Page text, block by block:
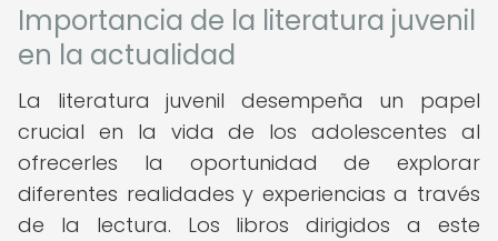
Importancia de la literatura juvenil
en la actualidad
La literatura juvenil desempeña un papel
crucial en la vida de los adolescentes al
ofrecerles la oportunidad de explorar
diferentes realidades y experiencias a través
de la lectura. Los libros dirigidos a este